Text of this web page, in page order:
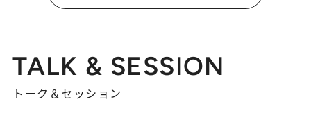
TALK & SESSION
トーク＆セッション